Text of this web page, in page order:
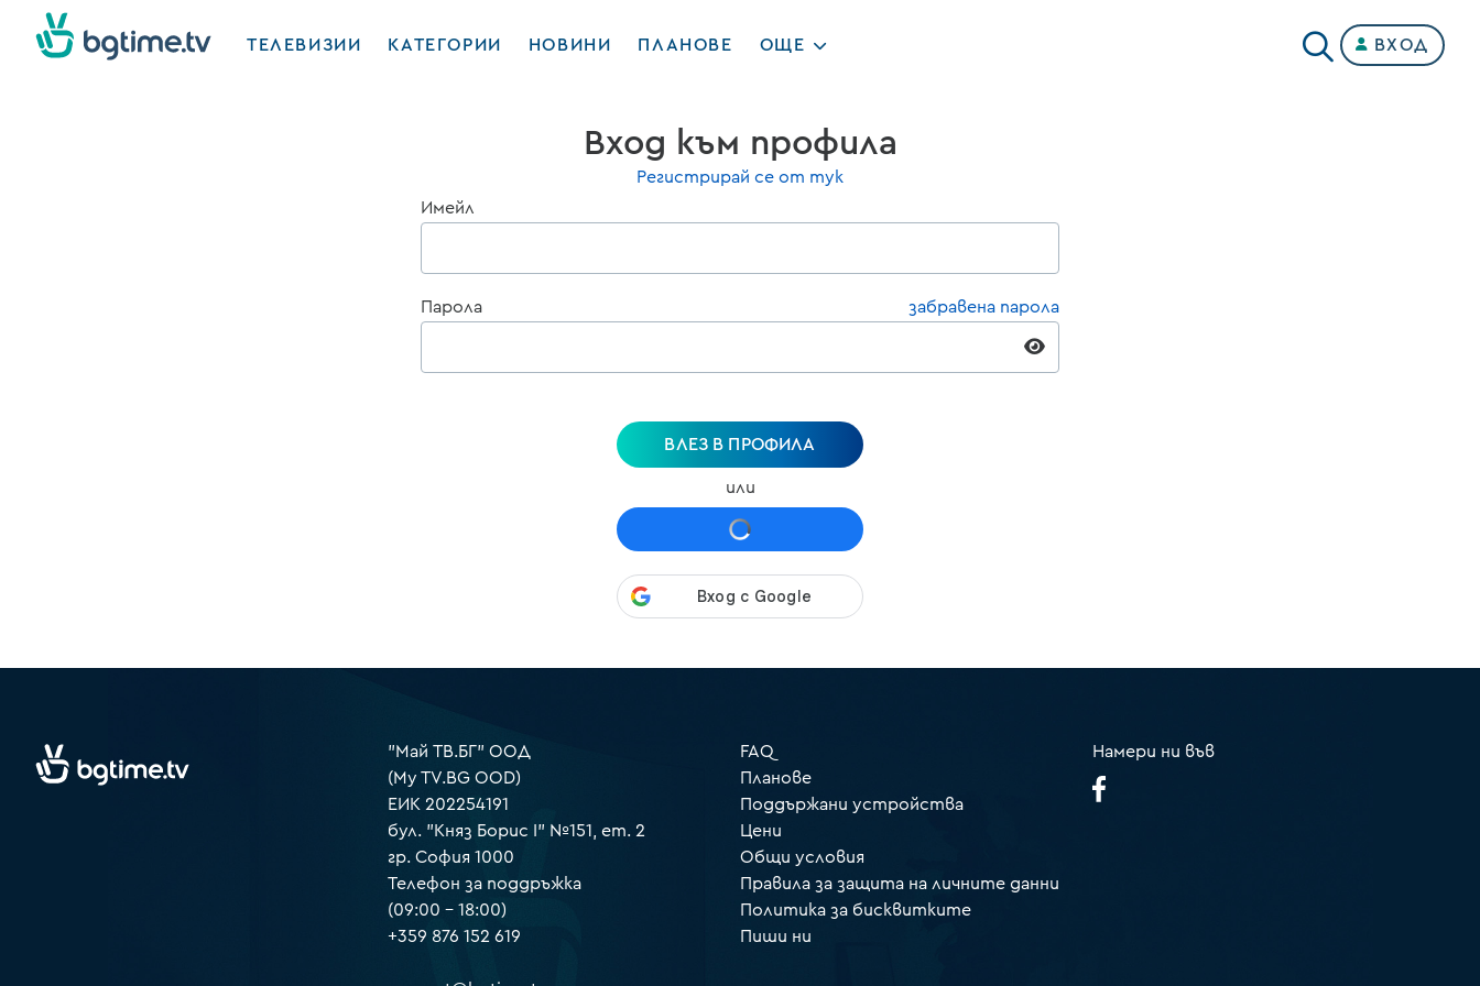
ТЕЛЕВИЗИИ КАТЕГОРИИ НОВИНИ ПЛАНОВЕ ОЩЕ ВХОД
Вход към профила
Регистрирай се от тук
Имейл
Парола забравена парола
ВЛЕЗ В ПРОФИЛА
или
"Май ТВ.БГ" ООД
(My TV.BG OOD)
ЕИК 202254191
бул. "Княз Борис I" №151, ет. 2
гр. София 1000
Телефон за поддръжка
(09:00 – 18:00)
+359 876 152 619
FAQ
Планове
Поддържани устройства
Цени
Общи условия
Правила за защита на личните данни
Политика за бисквитките
Пиши ни
Намери ни във